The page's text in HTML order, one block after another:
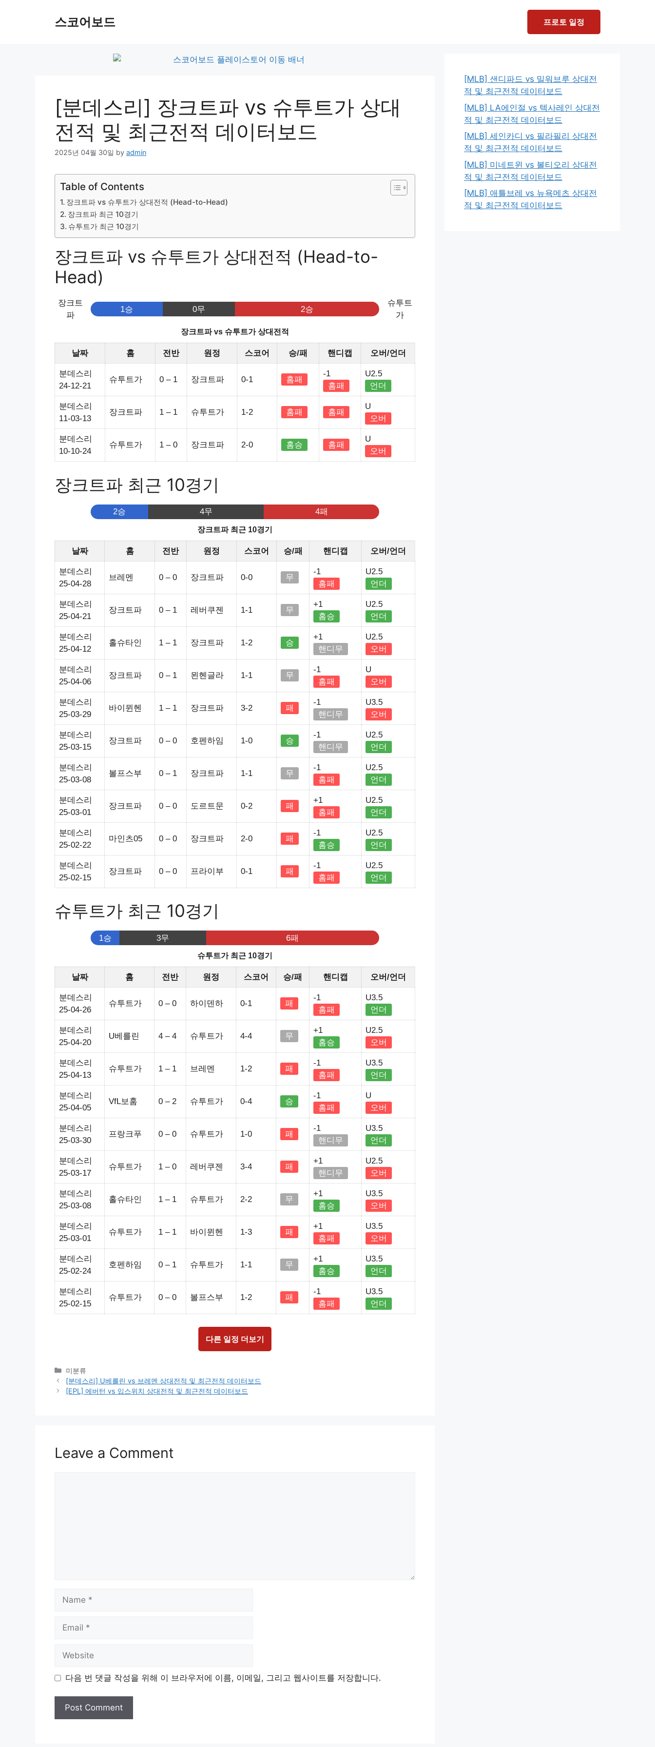
스코어보드 프로토 일정
[분데스리] 장크트파 vs 슈투트가 상대
전적 및 최근전적 데이터보드
2025년 04월 30일 by admin
Table of Contents
장크트파 vs 슈투트가 상대전적 (Head-to-Head)
장크트파 최근 10경기
슈투트가 최근 10경기
장크트파 vs 슈투트가 상대전적 (Head-to-
Head)
장크트
파
1승 0무 2승
슈투트
가
장크트파 vs 슈투트가 상대전적
날짜 홈 전반 원정 스코어 승/패 핸디캡 오버/언더
분데스리
24-12-21
슈투트가 0 – 1 장크트파 0-1 홈패
-1
홈패
U2.5
언더
분데스리
11-03-13
장크트파 1 – 1 슈투트가 1-2 홈패 홈패
U
오버
분데스리
10-10-24
슈투트가 1 – 0 장크트파 2-0 홈승 홈패
U
오버
장크트파 최근 10경기
2승 4무 4패
장크트파 최근 10경기
날짜 홈 전반 원정 스코어 승/패 핸디캡 오버/언더
분데스리
25-04-28
브레멘 0 – 0 장크트파 0-0 무
-1
홈패
U2.5
언더
분데스리
25-04-21
장크트파 0 – 1 레버쿠젠 1-1 무
+1
홈승
U2.5
언더
분데스리
25-04-12
홀슈타인 1 – 1 장크트파 1-2 승
+1
핸디무
U2.5
오버
분데스리
25-04-06
장크트파 0 – 1 묀헨글라 1-1 무
-1
홈패
U
오버
분데스리
25-03-29
바이뮌헨 1 – 1 장크트파 3-2 패
-1
핸디무
U3.5
오버
분데스리
25-03-15
장크트파 0 – 0 호펜하임 1-0 승
-1
핸디무
U2.5
언더
분데스리
25-03-08
볼프스부 0 – 1 장크트파 1-1 무
-1
홈패
U2.5
언더
분데스리
25-03-01
장크트파 0 – 0 도르트문 0-2 패
+1
홈패
U2.5
언더
분데스리
25-02-22
마인츠05 0 – 0 장크트파 2-0 패
-1
홈승
U2.5
언더
분데스리
25-02-15
장크트파 0 – 0 프라이부 0-1 패
-1
홈패
U2.5
언더
슈투트가 최근 10경기
1승 3무 6패
슈투트가 최근 10경기
날짜 홈 전반 원정 스코어 승/패 핸디캡 오버/언더
분데스리
25-04-26
슈투트가 0 – 0 하이덴하 0-1 패
-1
홈패
U3.5
언더
분데스리
25-04-20
U베를린 4 – 4 슈투트가 4-4 무
+1
홈승
U2.5
오버
분데스리
25-04-13
슈투트가 1 – 1 브레멘 1-2 패
-1
홈패
U3.5
언더
분데스리
25-04-05
VfL보훔 0 – 2 슈투트가 0-4 승
-1
홈패
U
오버
분데스리
25-03-30
프랑크푸 0 – 0 슈투트가 1-0 패
-1
핸디무
U3.5
언더
분데스리
25-03-17
슈투트가 1 – 0 레버쿠젠 3-4 패
+1
핸디무
U2.5
오버
분데스리
25-03-08
홀슈타인 1 – 1 슈투트가 2-2 무
+1
홈승
U3.5
오버
분데스리
25-03-01
슈투트가 1 – 1 바이뮌헨 1-3 패
+1
홈패
U3.5
오버
분데스리
25-02-24
호펜하임 0 – 1 슈투트가 1-1 무
+1
홈승
U3.5
언더
분데스리
25-02-15
슈투트가 0 – 0 볼프스부 1-2 패
-1
홈패
U3.5
언더
다른 일정 더보기
Categories
미분류
[분데스리] U베를린 vs 브레멘 상대전적 및 최근전적 데이터보드
[EPL] 에버턴 vs 입스위치 상대전적 및 최근전적 데이터보드
Leave a Comment
다음 번 댓글 작성을 위해 이 브라우저에 이름, 이메일, 그리고 웹사이트를 저장합니다.
[MLB] 샌디파드 vs 밀워브루 상대전
적 및 최근전적 데이터보드
[MLB] LA에인절 vs 텍사레인 상대전
적 및 최근전적 데이터보드
[MLB] 세인카디 vs 필라필리 상대전
적 및 최근전적 데이터보드
[MLB] 미네트윈 vs 볼티오리 상대전
적 및 최근전적 데이터보드
[MLB] 애틀브레 vs 뉴욕메츠 상대전
적 및 최근전적 데이터보드